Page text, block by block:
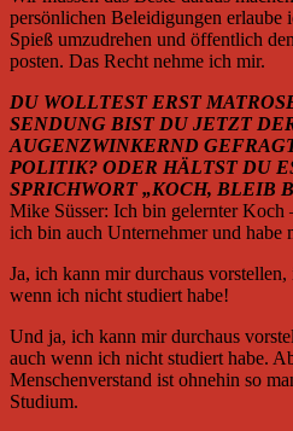
persönlichen Beleidigungen erlaube
Spieß umzudrehen und öffentlich
posten. Das Recht nehme ich mir.
DU WOLLTEST ERST
SENDUNG BIST DU JETZT
AUGENZWINKERND
POLITIK? ODER HÄLTST DU
SPRICHWORT „KOCH, BLEIB
Mike Süsser: Ich bin gelernter Koch
ich bin auch Unternehmer und
Ja, ich kann mir durchaus
wenn ich nicht studiert habe!
Und ja, ich kann mir durchaus
auch wenn ich nicht studiert habe.
Menschenverstand ist ohnehin so
Studium.